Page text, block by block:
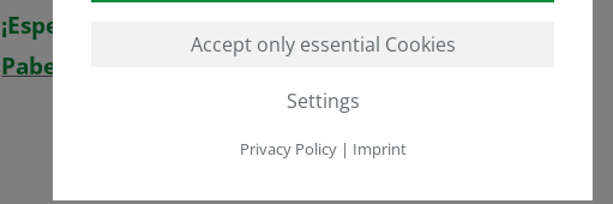
¡Esperamos su visita en nuestro stand!
Pabellón 3 / Stand D110
Accept only essential Cookies
Settings
Privacy Policy| Imprint